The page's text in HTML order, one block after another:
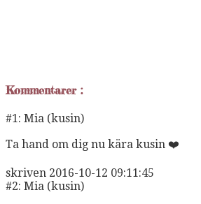
Kommentarer :
#1: Mia (kusin)
Ta hand om dig nu kära kusin ❤️
skriven 2016-10-12 09:11:45
#2: Mia (kusin)